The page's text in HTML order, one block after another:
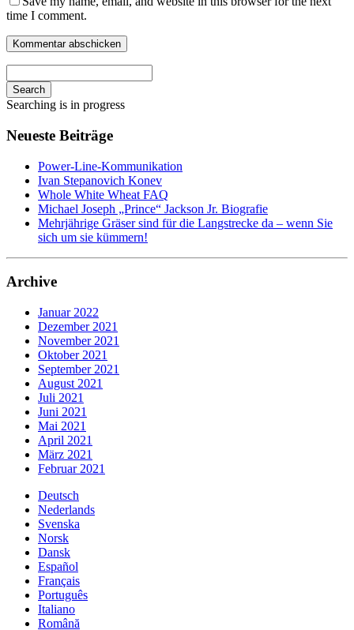
time I comment.
Search
Searching is in progress
Neueste Beiträge
Power-Line-Kommunikation
Ivan Stepanovich Konev
Whole White Wheat FAQ
Michael Joseph „Prince“ Jackson Jr. Biografie
Mehrjährige Gräser sind für die Langstrecke da – wenn Sie
sich um sie kümmern!
Archive
Januar 2022
Dezember 2021
November 2021
Oktober 2021
September 2021
August 2021
Juli 2021
Juni 2021
Mai 2021
April 2021
März 2021
Februar 2021
Deutsch
Nederlands
Svenska
Norsk
Dansk
Español
Français
Português
Italiano
Română